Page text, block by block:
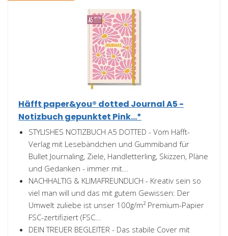
Häfft paper&you® dotted Journal A5 -
Notizbuch gepunktet Pink...*
STYLISHES NOTIZBUCH A5 DOTTED - Vom Häfft-
Verlag mit Lesebändchen und Gummiband für
Bullet Journaling, Ziele, Handletterling, Skizzen, Pläne
und Gedanken - immer mit...
NACHHALTIG & KLIMAFREUNDLICH - Kreativ sein so
viel man will und das mit gutem Gewissen: Der
Umwelt zuliebe ist unser 100g/m² Premium-Papier
FSC-zertifiziert (FSC...
DEIN TREUER BEGLEITER - Das stabile Cover mit